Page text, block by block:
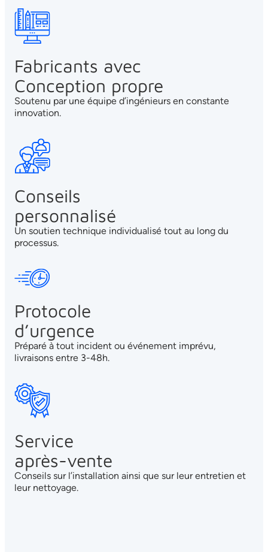
Fabricants avec
Conception propre
Soutenu par une équipe d’ingénieurs en constante
innovation.
Conseils
personnalisé
Un soutien technique individualisé tout au long du
processus.
Protocole
d’urgence
Préparé à tout incident ou événement imprévu,
livraisons entre 3-48h.
Service
après-vente
Conseils sur l’installation ainsi que sur leur entretien et
leur nettoyage.